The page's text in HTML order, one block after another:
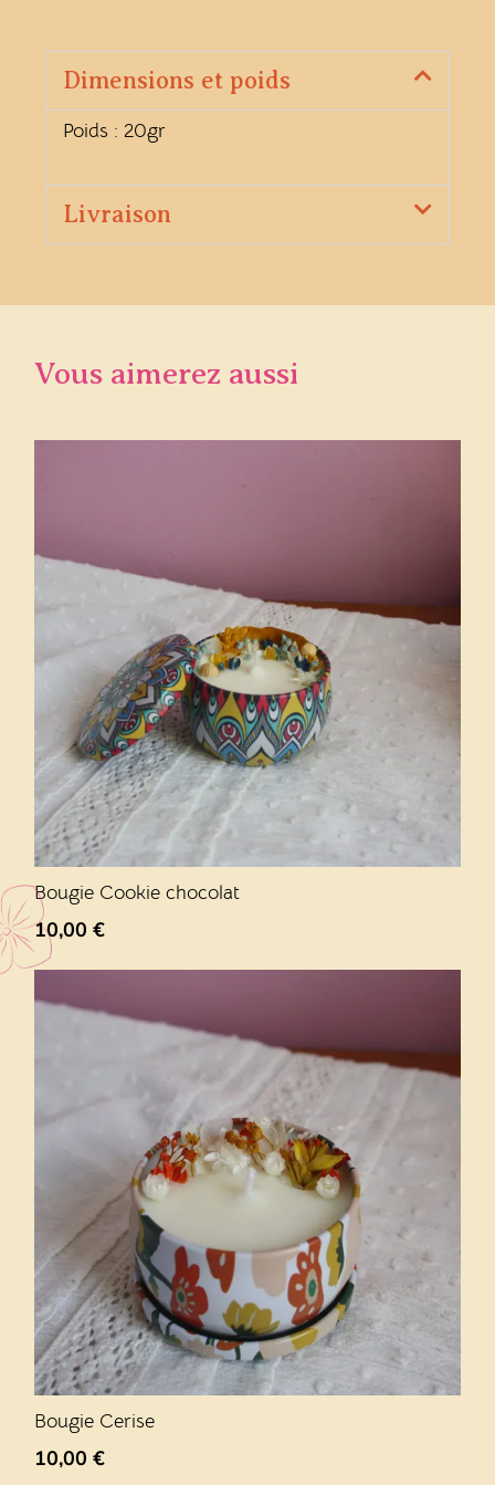
Dimensions et poids
Poids : 20gr
Livraison
Vous aimerez aussi
Bougie Cookie chocolat
10,00€
Bougie Cerise
10,00€